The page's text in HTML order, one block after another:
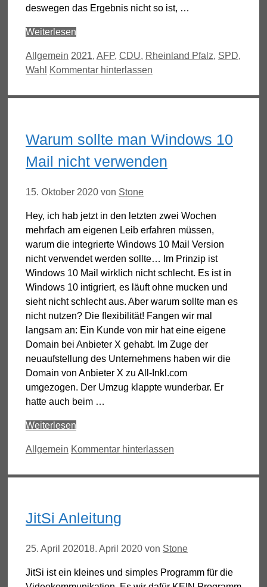
deswegen das Ergebnis nicht so ist, …
Weiterlesen
Kategorien
Allgemein Schlagwörter
2021, AFP, CDU, Rheinland Pfalz, SPD,
Wahl
Kommentar hinterlassen
Warum sollte man Windows 10
Mail nicht verwenden
15. Oktober 2020 von Stone
Hey, ich hab jetzt in den letzten zwei Wochen
mehrfach am eigenen Leib erfahren müssen,
warum die integrierte Windows 10 Mail Version
nicht verwendet werden sollte… Im Prinzip ist
Windows 10 Mail wirklich nicht schlecht. Es ist in
Windows 10 intigriert, es läuft ohne mucken und
sieht nicht schlecht aus. Aber warum sollte man es
nicht nutzen? Die flexibilität! Fangen wir mal
langsam an: Ein Kunde von mir hat eine eigene
Domain bei Anbieter X gehabt. Im Zuge der
neuaufstellung des Unternehmens haben wir die
Domain von Anbieter X zu All-Inkl.com
umgezogen. Der Umzug klappte wunderbar. Er
hatte auch beim …
Weiterlesen
Kategorien
Allgemein Kommentar hinterlassen
JitSi Anleitung
25. April 202018. April 2020 von Stone
JitSi ist ein kleines und simples Programm für die